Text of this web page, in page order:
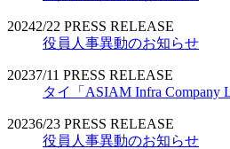
20242/22 PRESS RELEASE
役員人事異動のお知らせ
20237/11 PRESS RELEASE
タイ「ASIAM Infra
20236/23 PRESS RELEASE
役員人事異動のお知らせ